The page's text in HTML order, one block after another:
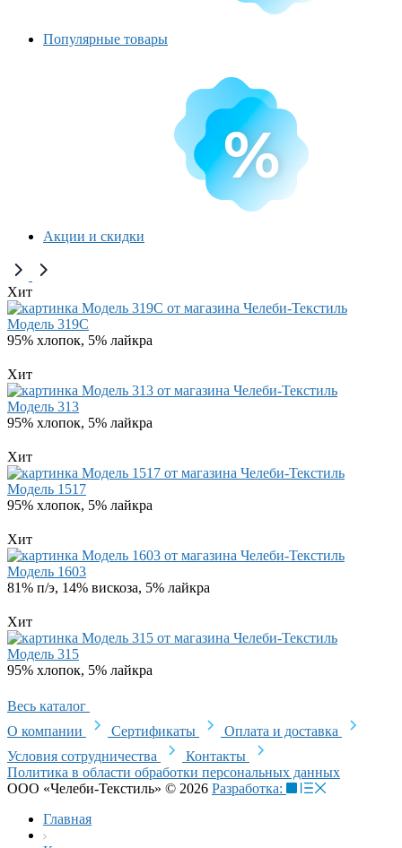
Популярные товары
Акции и скидки
Хит
Модель 319C
95% хлопок, 5% лайкра
Хит
Модель 313
95% хлопок, 5% лайкра
Хит
Модель 1517
95% хлопок, 5% лайкра
Хит
Модель 1603
81% п/э, 14% вискоза, 5% лайкра
Хит
Модель 315
95% хлопок, 5% лайкра
Весь каталог
О компании
Сертификаты
Оплата и доставка
Условия сотрудничества
Контакты
Политика в области обработки персональных данных
ООО «Челеби-Текстиль» © 2026 Разработка:
Главная